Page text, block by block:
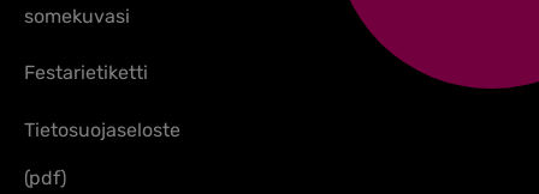
somekuvasi
Festarietiketti
Tietosuojaseloste
(pdf)